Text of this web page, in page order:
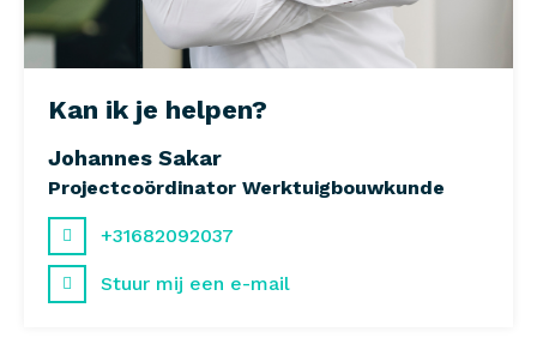
Kan ik je helpen?
Johannes Sakar
Projectcoördinator Werktuigbouwkunde
+31682092037
Stuur mij een e-mail